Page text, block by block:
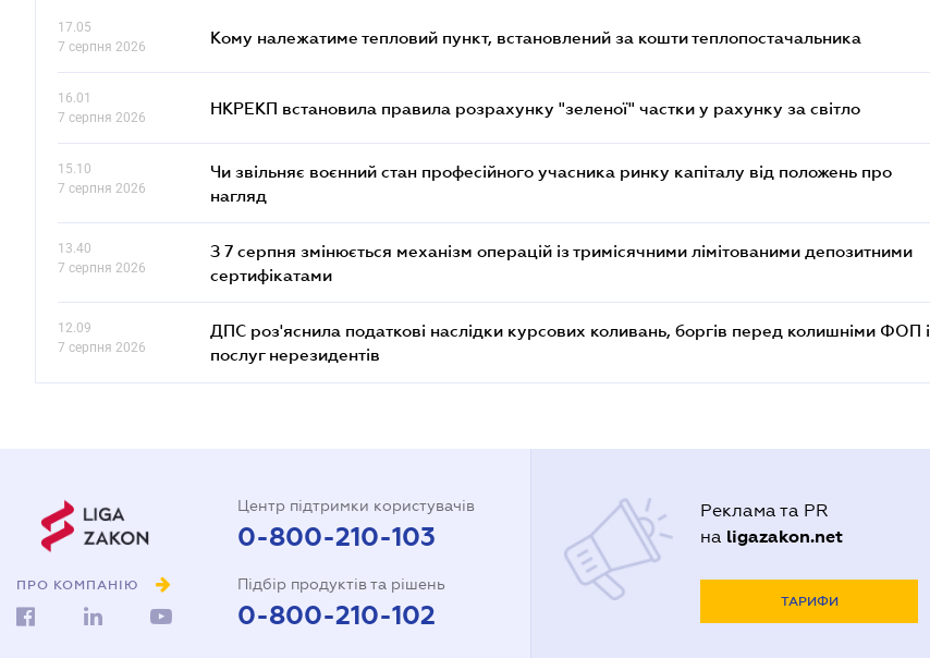
17.05
7 серпня 2026
Кому належатиме тепловий пункт, встановлений за кошти теплопостачальника
16.01
7 серпня 2026
НКРЕКП встановила правила розрахунку "зеленої" частки у рахунку за світло
15.10
7 серпня 2026
Чи звільняє воєнний стан професійного учасника ринку капіталу від положень про
нагляд
13.40
7 серпня 2026
З 7 серпня змінюється механізм операцій із тримісячними лімітованими депозитними
сертифікатами
12.09
7 серпня 2026
ДПС роз'яснила податкові наслідки курсових коливань, боргів перед колишніми ФОП і
послуг нерезидентів
ПРО КОМПАНІЮ
Центр підтримки користувачів
0-800-210-103
Підбір продуктів та рішень
0-800-210-102
Реклама та PR
на ligazakon.net
ТАРИФИ